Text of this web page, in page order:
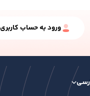
ورود به حساب کاربری